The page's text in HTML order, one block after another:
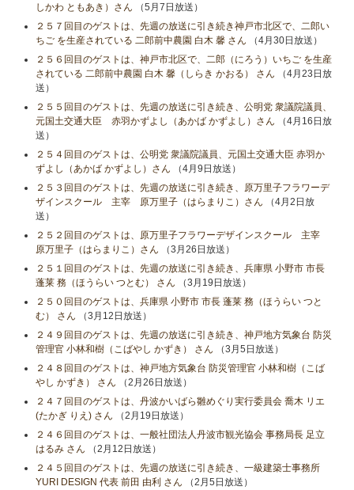
しかわ ともあき）さん （5月7日放送）
２５７回目のゲストは、先週の放送に引き続き神戸市北区で、二郎い
ちご を生産されている 二郎前中農園 白木 馨 さん （4月30日放送）
２５６回目のゲストは、神戸市北区で、二郎（にろう）いちご を生産
されている 二郎前中農園 白木 馨（しらき かおる） さん （4月23日放
送）
２５５回目のゲストは、先週の放送に引き続き、公明党 衆議院議員、
元国土交通大臣 赤羽かずよし（あかば かずよし）さん （4月16日放
送）
２５４回目のゲストは、公明党 衆議院議員、元国土交通大臣 赤羽か
ずよし（あかば かずよし）さん （4月9日放送）
２５３回目のゲストは、先週の放送に引き続き、原万里子フラワーデ
ザインスクール 主宰 原万里子（はらまりこ）さん （4月2日放
送）
２５２回目のゲストは、原万里子フラワーデザインスクール 主宰
原万里子（はらまりこ）さん （3月26日放送）
２５１回目のゲストは、先週の放送に引き続き、兵庫県 小野市 市長
蓬莱 務（ほうらい つとむ） さん （3月19日放送）
２５０回目のゲストは、兵庫県 小野市 市長 蓬莱 務（ほうらい つと
む） さん （3月12日放送）
２４９回目のゲストは、先週の放送に引き続き、神戸地方気象台 防災
管理官 小林和樹（こばやし かずき） さん （3月5日放送）
２４８回目のゲストは、神戸地方気象台 防災管理官 小林和樹（こば
やし かずき） さん （2月26日放送）
２４７回目のゲストは、丹波かいばら雛めぐり実行委員会 喬木 リエ
(たかぎ りえ) さん （2月19日放送）
２４６回目のゲストは、一般社団法人丹波市観光協会 事務局長 足立
はるみ さん （2月12日放送）
２４５回目のゲストは、先週の放送に引き続き、一級建築士事務所
YURI DESIGN 代表 前田 由利 さん （2月5日放送）